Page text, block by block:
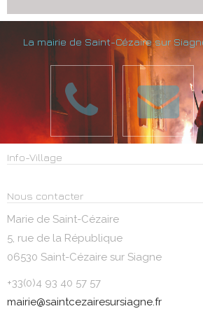
La mairie de Saint-Cézaire sur
Info-Village
Nous contacter
Marie de Saint-Cézaire
5, rue de la République
06530 Saint-Cézaire sur Siagne
+33(0)4 93 40 57 57
mairie@saintcezairesursiagne.fr